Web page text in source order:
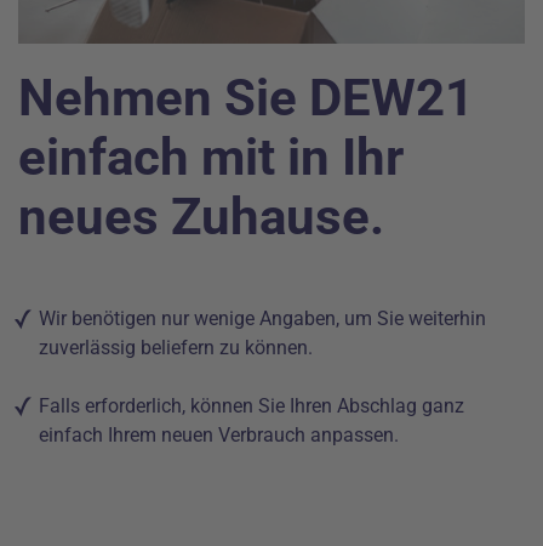
Nehmen Sie DEW21
einfach mit in Ihr
neues Zuhause.
Wir benötigen nur wenige Angaben, um Sie weiterhin
zuverlässig beliefern zu können.
Falls erforderlich, können Sie Ihren Abschlag ganz
einfach Ihrem neuen Verbrauch anpassen.